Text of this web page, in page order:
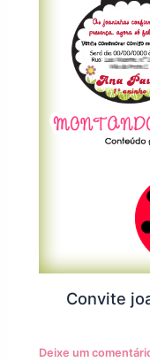
Convite
Deixe um